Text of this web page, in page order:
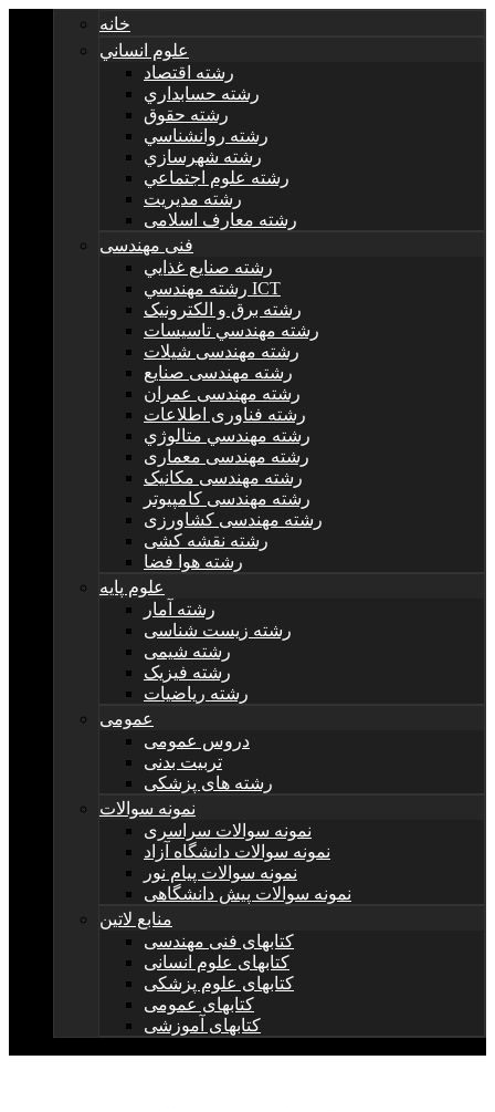
خانه
علوم انساني
رشته اقتصاد
رشته حسابداري
رشته حقوق
رشته روانشناسي
رشته شهرسازي
رشته علوم اجتماعي
رشته مديريت
رشته معارف اسلامی
فنی مهندسی
رشته صنايع غذايي
رشته مهندسي ICT
رشته برق و الکترونيک
رشته مهندسي تاسيسات
رشته مهندسی شیلات
رشته مهندسی صنایع
رشته مهندسی عمران
رشته فناوری اطلاعات
رشته مهندسي متالوژي
رشته مهندسی معماری
رشته مهندسی مکانیک
رشته مهندسی کامپیوتر
رشته مهندسی کشاورزی
رشته نقشه کشی
رشته هوا فضا
علوم پایه
رشته آمار
رشته زیست شناسی
رشته شیمی
رشته فیزیک
رشته ریاضیات
عمومی
دروس عمومی
تربیت بدنی
رشته های پزشکی
نمونه سوالات
نمونه سوالات سراسری
نمونه سوالات دانشگاه آزاد
نمونه سوالات پیام نور
نمونه سوالات پیش دانشگاهی
منابع لاتین
کتابهای فنی مهندسی
کتابهای علوم انسانی
کتابهای علوم پزشکی
کتابهای عمومی
کتابهای آموزشی